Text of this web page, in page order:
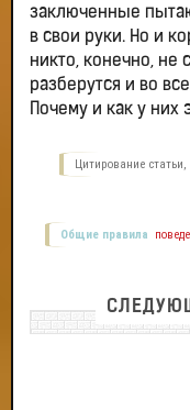
заключенные
в свои руки. Но и
никто, конечно, не
разберутся и во
Почему и как у
Цитирование
Общие правила